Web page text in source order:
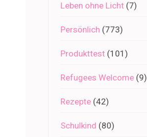
Leben ohne Licht (7)
Persönlich (773)
Produkttest (101)
Refugees Welcome (9)
Rezepte (42)
Schulkind (80)